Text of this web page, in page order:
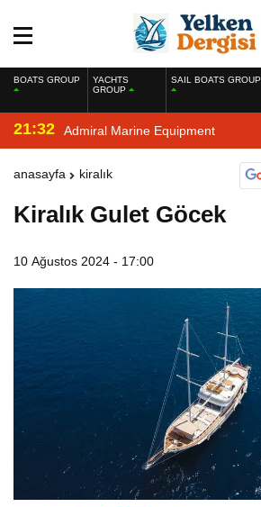
BOATS GROUP
YACHTS
GROUP
SAIL BOATS GROUP
21:32 Admiral Marine Equipment
anasayfa kiralık
Kiralık Gulet Göcek
10 Ağustos 2024 - 17:00